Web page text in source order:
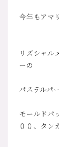
今年もアマ
リズシャル
ーの
パステルパ
モールドパ
００、タン